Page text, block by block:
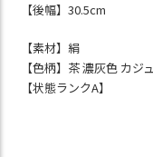
【後幅】30.5cm
【素材】絹
【色柄】茶 濃灰色 カジ
【状態ランクA】